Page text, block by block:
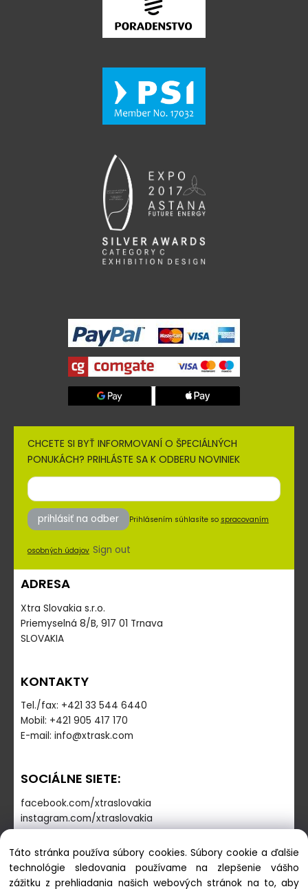
CHCETE SI BYŤ INFORMOVANÍ O ŠPECIÁLNÝCH
PONUKÁCH? PRIHLÁSTE SA K ODBERU NOVINIEK
prihlásiť na odber Prihlásením súhlasíte so spracovaním
osobných údajov Sign out
ADRESA
Xtra Slovakia s.r.o.
Priemyselná 8/B, 917 01 Trnava
SLOVAKIA
KONTAKTY
Tel./fax: +421 33 544 6440
Mobil: +421 905 417 170
E-mail: info@xtrask.com
SOCIÁLNE SIETE:
facebook.com/xtraslovakia
instagram.com/xtraslovakia
PREVÁDZKOVÁ DOBA
Pondelok - Piatok: 7:30-16:00
Táto stránka používa súbory cookies. Súbory cookie a ďalšie
technológie sledovania používame na zlepšenie vášho
zážitku z prehliadania našich webových stránok na to, aby